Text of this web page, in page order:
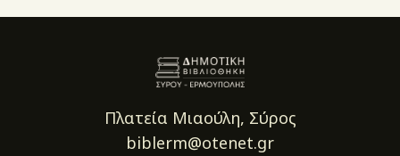
Πλατεία Μιαούλη, Σύρος
biblerm@otenet.gr